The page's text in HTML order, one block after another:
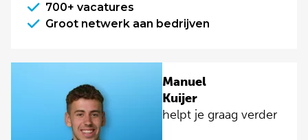
700+ vacatures
Groot netwerk aan bedrijven
Manuel
Kuijer
helpt je graag verder